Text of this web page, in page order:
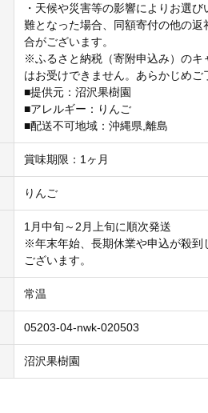
・天候や災害等の影響によりお選
難となった場合、同額寄付の他の
合がございます。
※ふるさと納税（寄附申込み）のキ
はお受けできません。あらかじめご
■提供元：沼沢果樹園
■アレルギー：りんご
■配送不可地域：沖縄県,離島
賞味期限：1ヶ月
りんご
1月中旬～2月上旬に順次発送
※年末年始、長期休業や申込が殺到
ございます。
常温
05203-04-nwk-020503
沼沢果樹園